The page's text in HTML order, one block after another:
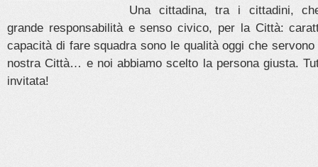
Una cittadina, tra i cittadini,
grande responsabilità e senso civico, per la Città:
capacità di fare squadra sono le qualità oggi che
nostra Città… e noi abbiamo scelto la persona giusta.
invitata!